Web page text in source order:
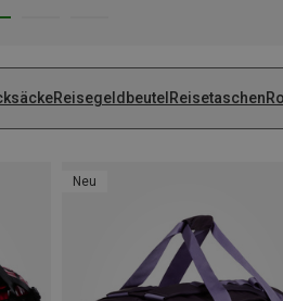
Reisegeldbeutel Reisetaschen
Neu